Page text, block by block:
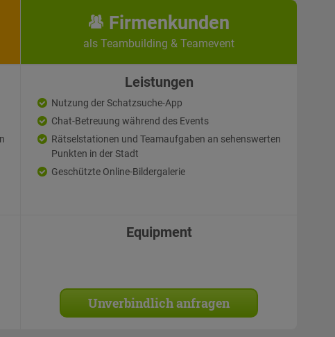
Firmenkunden
als Teambuilding & Teamevent
Leistungen
Nutzung der Schatzsuche-App
Chat-Betreuung während des Events
Rätselstationen und Teamaufgaben an sehenswerten
Punkten in der Stadt
Geschützte Online-Bildergalerie
Equipment
Unverbindlich anfragen